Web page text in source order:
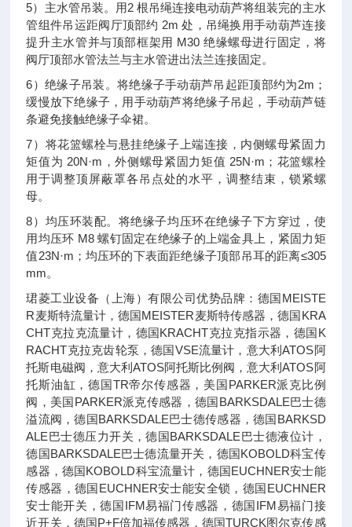
5）主水管吊装。用2 根吊绳连接电动葫芦将组装完的主水
管组件吊运距阀厅顶部约 2m 处，吊绳换用手动葫芦连接
提升主水管并与顶部框架用 M30 绝缘螺母进行固定，将
阀厅顶部水管法兰与主水管进出法兰连接固定。
6）绝缘子吊装。将绝缘子手动葫芦吊起距顶部约为2m；
缓慢放下绝缘子，用手动葫芦将绝缘子吊起，手动葫芦链
条避免接触绝缘子伞裙。
7）将花篮螺栓与悬挂绝缘子上端连接，内侧螺母紧固力
矩值为 20N·m，外侧螺母紧固力矩值 25N·m；花篮螺栓
用于调整顶屏蔽罩各吊点处的水平，调整结束，锁紧螺
母。
8）均压环装配。将绝缘子均压环在绝缘子下方穿过，使
用均压环 M8 螺钉固定在绝缘子的上端金具上，紧固力矩
值23N·m；均压环的下表面距绝缘子顶部吊耳的距离≤305
mm。
珺菱工业设备（上海）有限公司优势品牌：德国MEISTE
R麦斯特流量计，德国MEISTER麦斯特传感器，德国KRA
CHT克拉克流量计，德国KRACHT克拉克指示器，德国K
RACHT克拉克齿轮泵，德国VSE流量计，意大利ATOS阿
托斯电磁阀，意大利ATOS阿托斯比例阀，意大利ATOS阿
托斯油缸，德国TR帝尔传感器，美国PARKER派克比例
阀，美国PARKER派克传感器，德国BARKSDALE巴士德
溢流阀，德国BARKSDALE巴士德传感器，德国BARKSD
ALE巴士德压力开关，德国BARKSDALE巴士德液位计，
德国BARKSDALE巴士德流量开关，德国KOBOLD科宝传
感器，德国KOBOLD科宝流量计，德国EUCHNER安士能
传感器，德国EUCHNER安士能安全锁，德国EUCHNER
安士能开关，德国IFM易福门传感器，德国IFM易福门接
近开关，德国P+F倍加福传感器，德国TURCK图尔克传感